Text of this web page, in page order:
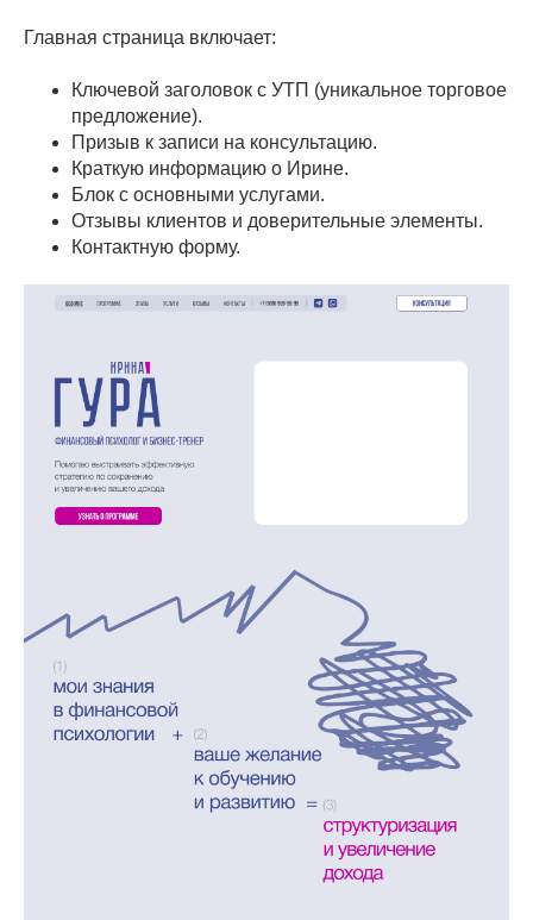
Главная страница включает:
Ключевой заголовок с УТП (уникальное торговое
предложение).
Призыв к записи на консультацию.
Краткую информацию о Ирине.
Блок с основными услугами.
Отзывы клиентов и доверительные элементы.
Контактную форму.